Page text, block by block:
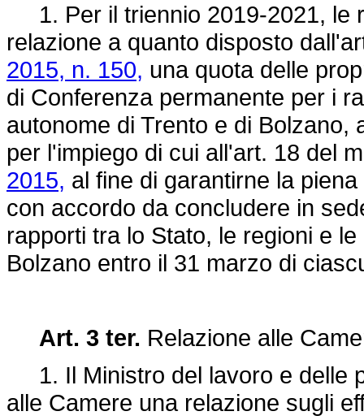
1. Per il triennio 2019-2021, le
relazione a quanto disposto
2015, n. 150, una quota delle
di Conferenza permanente per i
autonome di Trento e di Bolzano,
per l'impiego di cui all'art. 18 del
2015, al fine di garantirne la
con accordo da concludere in
rapporti tra lo Stato, le regioni e
Bolzano entro il 31 marzo di
Art. 3 ter. Relazione alle
1. Il Ministro del lavoro e delle
alle Camere una relazione sugli